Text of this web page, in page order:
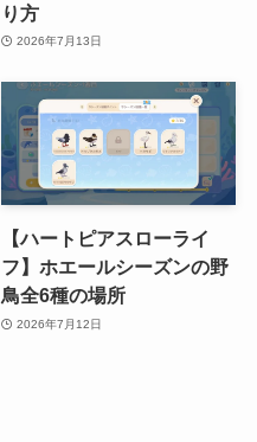
り方
2026年7月13日
【ハートピアスローライ
フ】ホエールシーズンの野
鳥全6種の場所
2026年7月12日